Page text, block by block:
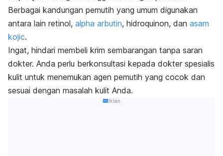
Berbagai kandungan pemutih yang umum digunakan
antara lain retinol, alpha arbutin, hidroquinon, dan asam
kojic.
Ingat, hindari membeli krim sembarangan tanpa saran
dokter. Anda perlu berkonsultasi kepada dokter spesialis
kulit untuk menemukan agen pemutih yang cocok dan
sesuai dengan masalah kulit Anda.
Iklan